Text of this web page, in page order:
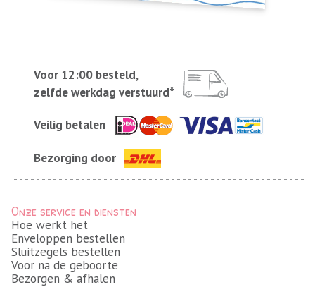
Voor 12:00 besteld,
zelfde werkdag verstuurd*
Veilig betalen
Bezorging door
Onze service en diensten
Hoe werkt het
Enveloppen bestellen
Sluitzegels bestellen
Voor na de geboorte
Bezorgen & afhalen